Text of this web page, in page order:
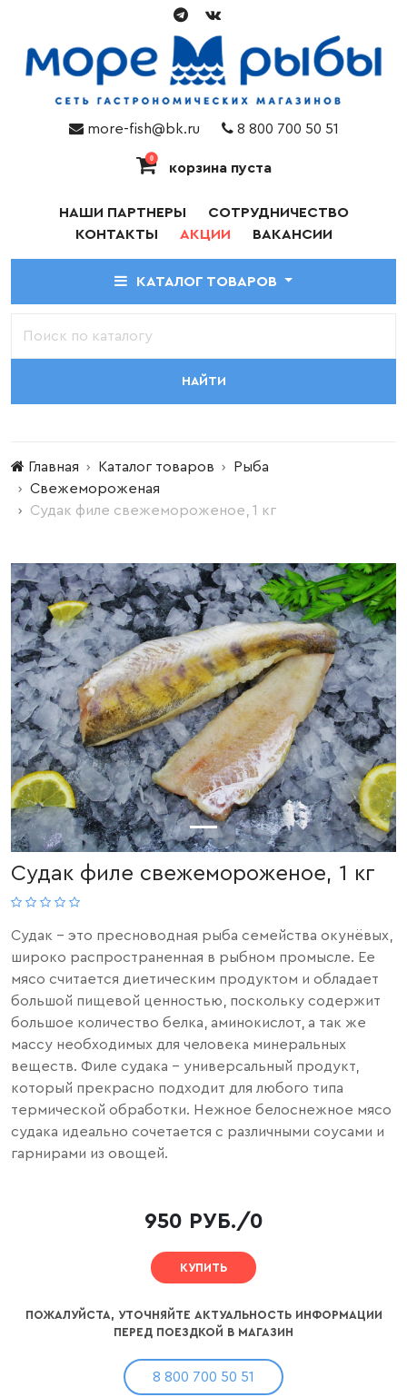
more-fish@bk.ru 8 800 700 50 51
0
корзина пуста
НАШИ ПАРТНЕРЫ
СОТРУДНИЧЕСТВО
КОНТАКТЫ
АКЦИИ ВАКАНСИИ
КАТАЛОГ ТОВАРОВ
НАЙТИ
Главная Каталог товаров
Рыба
Свежемороженая
Судак филе свежемороженое, 1 кг
Судак филе свежемороженое, 1 кг
Судак - это пресноводная рыба семейства окунёвых,
широко распространенная в рыбном промысле. Ее
мясо считается диетическим продуктом и обладает
большой пищевой ценностью, поскольку содержит
большое количество белка, аминокислот, а так же
массу необходимых для человека минеральных
веществ. Филе судака - универсальный продукт,
который прекрасно подходит для любого типа
термической обработки. Нежное белоснежное мясо
судака идеально сочетается с различными соусами и
гарнирами из овощей.
950 РУБ./0
КУПИТЬ
ПОЖАЛУЙСТА, УТОЧНЯЙТЕ АКТУАЛЬНОСТЬ ИНФОРМАЦИИ
ПЕРЕД ПОЕЗДКОЙ В МАГАЗИН
8 800 700 50 51